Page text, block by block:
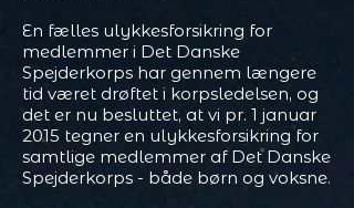
En fælles ulykkesforsikring for
medlemmer i Det Danske
Spejderkorps har gennem længere
tid været drøftet i korpsledelsen, og
det er nu besluttet, at vi pr. 1 januar
2015 tegner en ulykkesforsikring for
samtlige medlemmer af Det Danske
Spejderkorps - både børn og voksne.